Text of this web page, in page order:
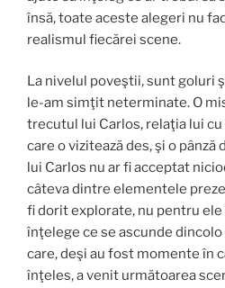
însă, toate aceste alegeri nu
realismul fiecărei scene.
La nivelul poveştii, sunt goluri
le-am simţit neterminate. O
trecutul lui Carlos, relaţia lui
care o vizitează des, şi o pânză
lui Carlos nu ar fi acceptat
câteva dintre elementele
fi dorit explorate, nu pentru
înţelege ce se ascunde
care, deşi au fost momente în
înţeles, a venit următoarea